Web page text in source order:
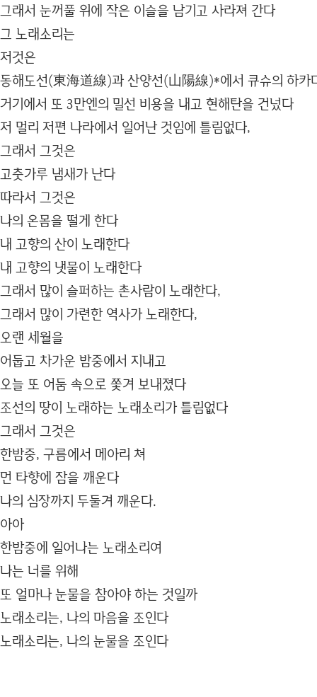
그래서 눈꺼풀 위에 작은 이슬을 남기고 사라져 간다
그 노래소리는
저것은
동해도선(東海道線)과 산양선(山陽線)*에서 큐슈의 하카
거기에서 또 3만엔의 밀선 비용을 내고 현해탄을 건넜다
저 멀리 저편 나라에서 일어난 것임에 틀림없다,
그래서 그것은
고춧가루 냄새가 난다
따라서 그것은
나의 온몸을 떨게 한다
내 고향의 산이 노래한다
내 고향의 냇물이 노래한다
그래서 많이 슬퍼하는 촌사람이 노래한다,
그래서 많이 가련한 역사가 노래한다,
오랜 세월을
어둡고 차가운 밤중에서 지내고
오늘 또 어둠 속으로 쫓겨 보내졌다
조선의 땅이 노래하는 노래소리가 틀림없다
그래서 그것은
한밤중, 구름에서 메아리 쳐
먼 타향에 잠을 깨운다
나의 심장까지 두둘겨 깨운다.
아아
한밤중에 일어나는 노래소리여
나는 너를 위해
또 얼마나 눈물을 참아야 하는 것일까
노래소리는, 나의 마음을 조인다
노래소리는, 나의 눈물을 조인다